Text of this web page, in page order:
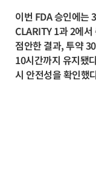
이번 FDA 승인에는
CLARITY 1과 2에
점안한 결과, 투약
10시간까지 유지됐
시 안전성을 확인했